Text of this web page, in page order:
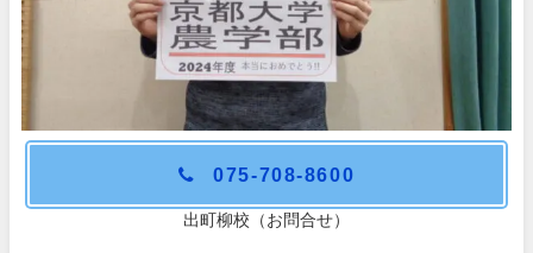
075-708-8600
出町柳校（お問合せ）